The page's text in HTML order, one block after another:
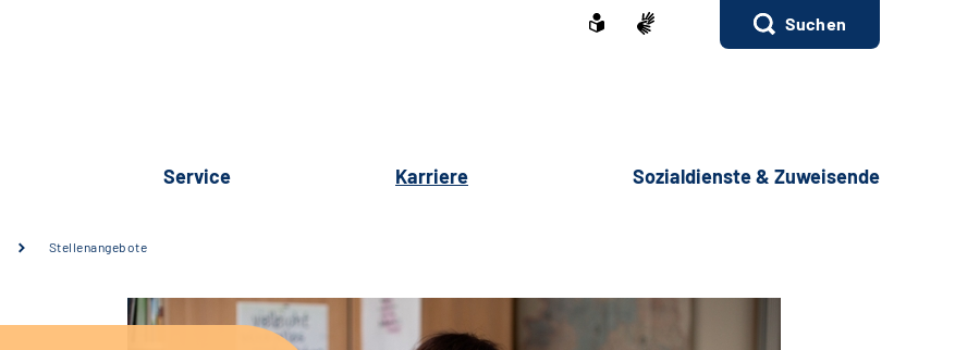
Suchen
Service Karriere Sozialdienste & Zuweisende
Stellenangebote